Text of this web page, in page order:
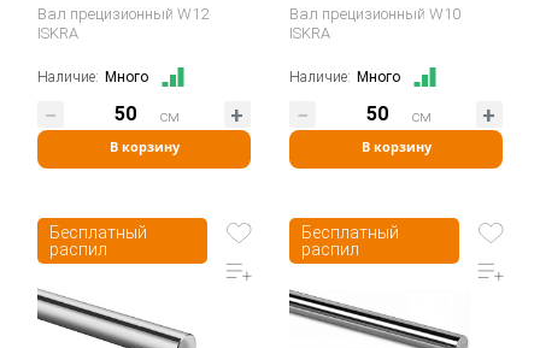
Вал прецизионный W12
ISKRA
Наличие: Много
В корзину
см
Вал прецизионный W10
ISKRA
Наличие: Много
В корзину
см
Бесплатный
распил
Бесплатный
распил